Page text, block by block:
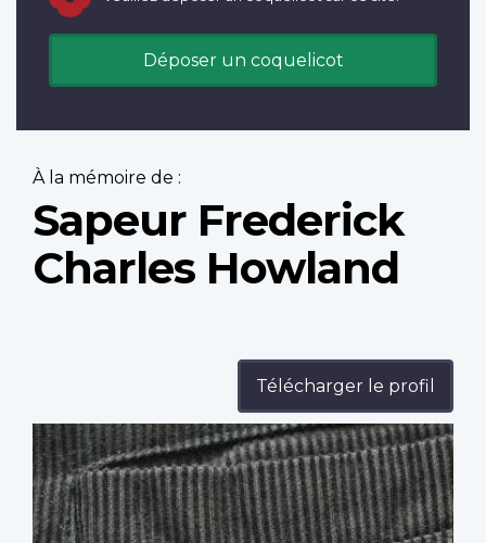
Déposer un coquelicot
À la mémoire de :
Sapeur Frederick
Charles Howland
Télécharger le profil
Profile
image